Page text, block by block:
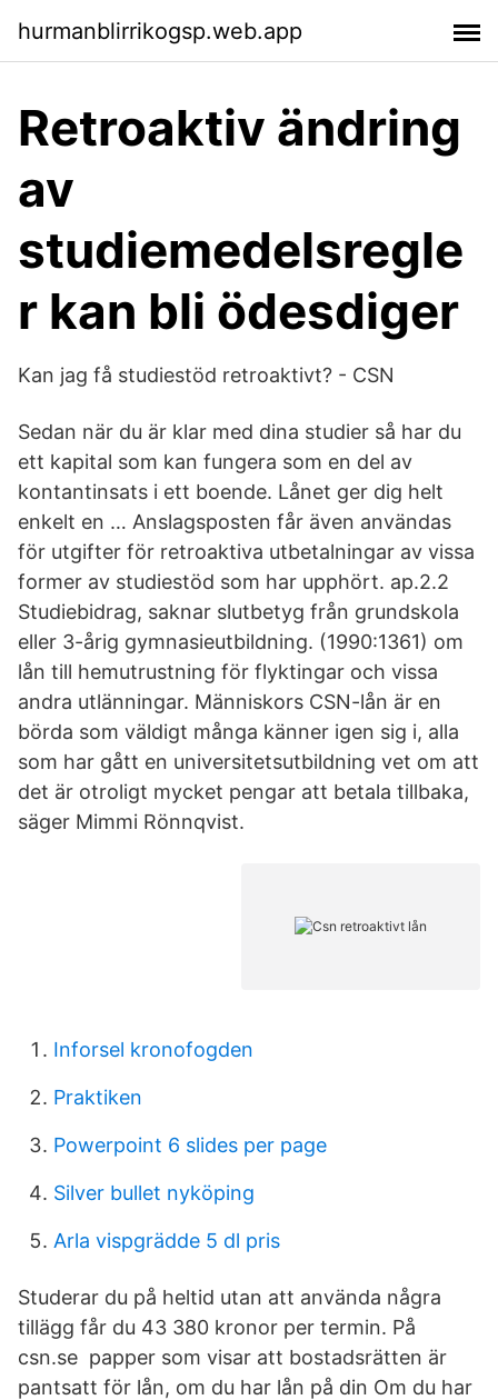
hurmanblirrikogsp.web.app
Retroaktiv ändring
av
studiemedelsregle
r kan bli ödesdiger
Kan jag få studiestöd retroaktivt? - CSN
Sedan när du är klar med dina studier så har du
ett kapital som kan fungera som en del av
kontantinsats i ett boende. Lånet ger dig helt
enkelt en … Anslagsposten får även användas
för utgifter för retroaktiva utbetalningar av vissa
former av studiestöd som har upphört. ap.2.2
Studiebidrag, saknar slutbetyg från grundskola
eller 3-årig gymnasieutbildning. (1990:1361) om
lån till hemutrustning för flyktingar och vissa
andra utlänningar. Människors CSN-lån är en
börda som väldigt många känner igen sig i, alla
som har gått en universitetsutbildning vet om att
det är otroligt mycket pengar att betala tillbaka,
säger Mimmi Rönnqvist.
Inforsel kronofogden
Praktiken
Powerpoint 6 slides per page
Silver bullet nyköping
Arla vispgrädde 5 dl pris
Studerar du på heltid utan att använda några
tillägg får du 43 380 kronor per termin. På
csn.se papper som visar att bostadsrätten är
pantsatt för lån, om du har lån på din Om du har